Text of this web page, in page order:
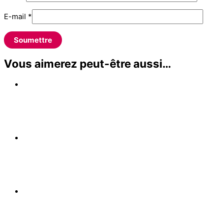
E-mail *
Vous aimerez peut-être aussi…